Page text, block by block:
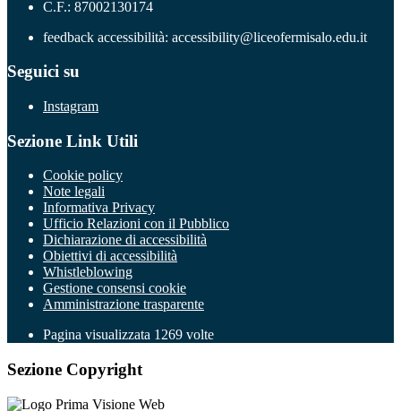
C.F.: 87002130174
feedback accessibilità: accessibility@liceofermisalo.edu.it
Seguici su
Instagram
Sezione Link Utili
Cookie policy
Note legali
Informativa Privacy
Ufficio Relazioni con il Pubblico
Dichiarazione di accessibilità
Obiettivi di accessibilità
Whistleblowing
Gestione consensi cookie
Amministrazione trasparente
Pagina visualizzata 1269 volte
Sezione Copyright